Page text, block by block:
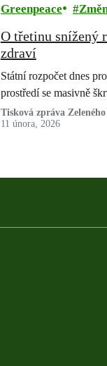
Greenpeace
O třetinu snížený
zdraví
Státní rozpočet dnes
prostředí se masivně
Tisková zpráva
11 února, 2026